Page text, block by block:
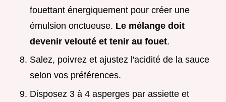
fouettant énergiquement pour créer une
émulsion onctueuse. Le mélange doit
devenir velouté et tenir au fouet.
Salez, poivrez et ajustez l'acidité de la sauce
selon vos préférences.
Disposez 3 à 4 asperges par assiette et